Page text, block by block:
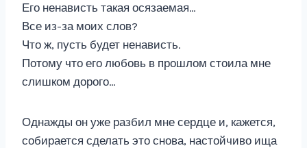
Его ненависть такая осязаемая…
Все из-за моих слов?
Что ж, пусть будет ненависть.
Потому что его любовь в прошлом стоила мне
слишком дорого…
Однажды он уже разбил мне сердце и, кажется,
собирается сделать это снова, настойчиво ища